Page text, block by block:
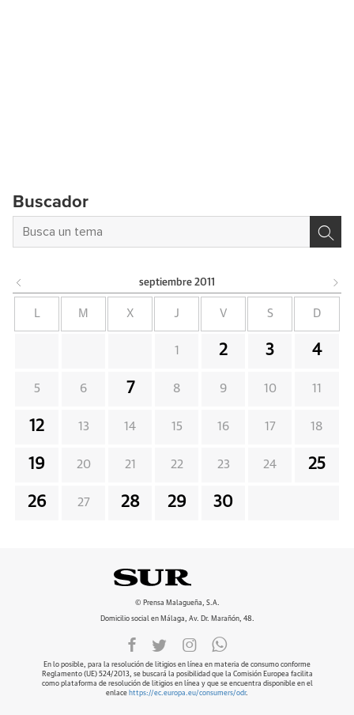
Buscador
septiembre 2011
L M X J V S D
1 2 3 4
5 6 7 8 9 10 11
12 13 14 15 16 17 18
19 20 21 22 23 24 25
26 27 28 29 30
© Prensa Malagueña, S.A.
Domicilio social en Málaga, Av. Dr. Marañón, 48.
En lo posible, para la resolución de litigios en línea en materia de consumo conforme
Reglamento (UE) 524/2013, se buscará la posibilidad que la Comisión Europea facilita
como plataforma de resolución de litigios en línea y que se encuentra disponible en el
enlace https://ec.europa.eu/consumers/odr.